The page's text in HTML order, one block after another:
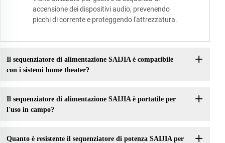
accensione dei dispositivi audio, prevenendo
picchi di corrente e proteggendo l'attrezzatura.
Il sequenziatore di alimentazione SAIJIA è compatibile
con i sistemi home theater?
Il sequenziatore di alimentazione SAIJIA è portatile per
l'uso in campo?
Quanto è resistente il sequenziatore di potenza SAIJIA per